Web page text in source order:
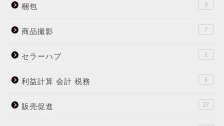
梱包 3
商品撮影 7
セラーハブ 1
利益計算 会計 税務 6
販売促進 27